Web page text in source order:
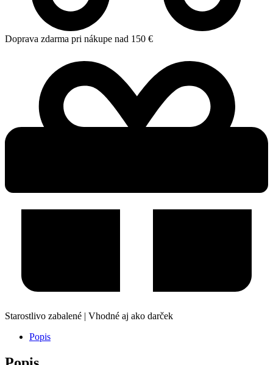
Doprava zdarma pri nákupe nad 150 €
Starostlivo zabalené | Vhodné aj ako darček
Popis